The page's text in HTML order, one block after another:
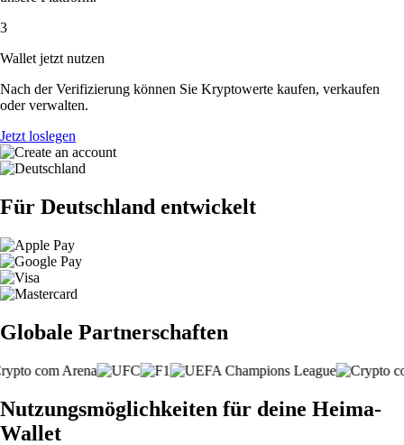
3
Wallet jetzt nutzen
Nach der Verifizierung können Sie Kryptowerte kaufen, verkaufen
oder verwalten.
Jetzt loslegen
Für Deutschland entwickelt
Globale Partnerschaften
Nutzungsmöglichkeiten für deine Heima-
Wallet